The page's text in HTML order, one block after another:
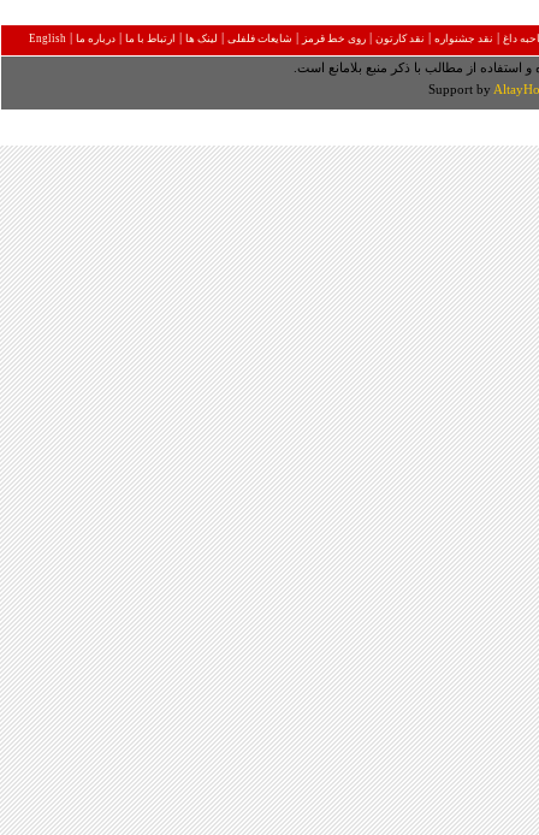
داغ | نقد جشنواره | نقد کارتون |روی خط قرمز | شایعات فلفلی | لینک ها | ارتباط با ما |درباره ما |
English
و استفاده از مطالب با ذکر منبع بلامانع است.
Support by